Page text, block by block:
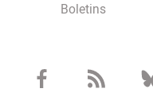
Boletins